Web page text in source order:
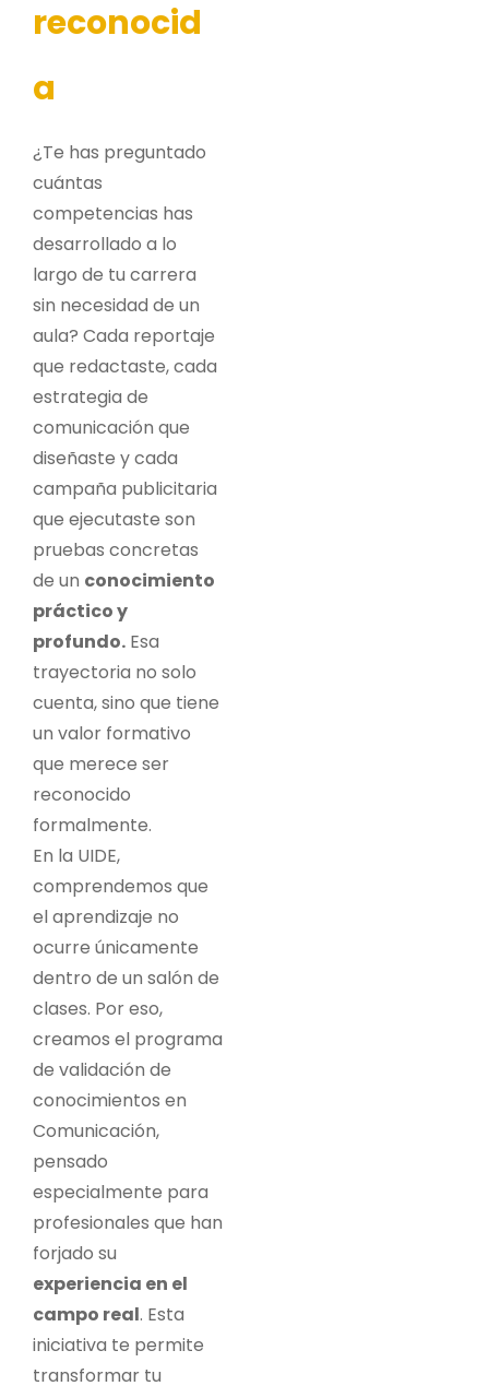
reconocid
a
¿Te has preguntado
cuántas
competencias has
desarrollado a lo
largo de tu carrera
sin necesidad de un
aula? Cada reportaje
que redactaste, cada
estrategia de
comunicación que
diseñaste y cada
campaña publicitaria
que ejecutaste son
pruebas concretas
de un conocimiento
práctico y
profundo. Esa
trayectoria no solo
cuenta, sino que tiene
un valor formativo
que merece ser
reconocido
formalmente.
En la UIDE,
comprendemos que
el aprendizaje no
ocurre únicamente
dentro de un salón de
clases. Por eso,
creamos el programa
de validación de
conocimientos en
Comunicación,
pensado
especialmente para
profesionales que han
forjado su
experiencia en el
campo real. Esta
iniciativa te permite
transformar tu